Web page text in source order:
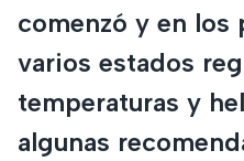
comenzó y en los
varios estados
temperaturas y
algunas